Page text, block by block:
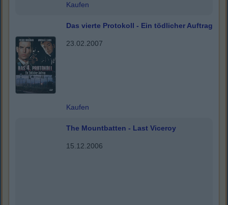
Kaufen
Das vierte Protokoll - Ein tödlicher Auftrag
23.02.2007
Kaufen
The Mountbatten - Last Viceroy
15.12.2006